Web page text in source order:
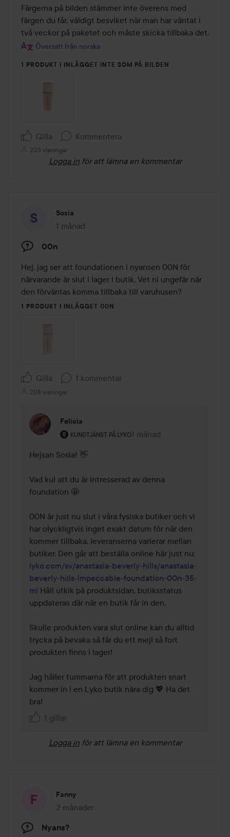
av
5
Färgerna på bilden stämmer inte överens med
färgen du får, väldigt besviket när man har väntat i
två veckor på paketet och måste skicka tillbaka det.
Översatt från norska
1 PRODUKT I INLÄGGET INTE SOM PÅ BILDEN
Gilla Kommentera
203 visningar
Logga in för att lämna en kommentar
Sosia
1 månad
Inlägget skapades 1 månad
00n
Hej, jag ser att foundationen i nyansen 00N för
närvarande är slut i lager i butik. Vet ni ungefär när
den förväntas komma tillbaka till varuhusen?
1 PRODUKT I INLÄGGET 00N
Gilla 1 kommentar
208 visningar
Felicia
KUNDTJÄNST PÅ LYKO
Användarens roll: Kundtjänst på Lyko.
1 månad
Kommentaren lades 1
Hejsan Sosia! 👋
Vad kul att du är intresserad av denna
foundation 🤩
00N är just nu slut i våra fysiska butiker och vi
har olyckligtvis inget exakt datum för när den
kommer tillbaka, leveranserna varierar mellan
lyko.com/sv/anastasia-beverly-hills/anastasia-
beverly-hills-impeccable-foundation-00n-35-
ml Håll utkik på produktsidan, butiksstatus
uppdateras där när en butik får in den.
Skulle produkten vara slut online kan du alltid
trycka på bevaka så får du ett mejl så fort
produkten finns i lager!
Jag håller tummarna för att produkten snart
kommer in i en Lyko butik nära dig 💖 Ha det
bra!
1 gillar
Logga in för att lämna en kommentar
Fanny
2 månader
Inlägget skapades 2 månader
Nyans?